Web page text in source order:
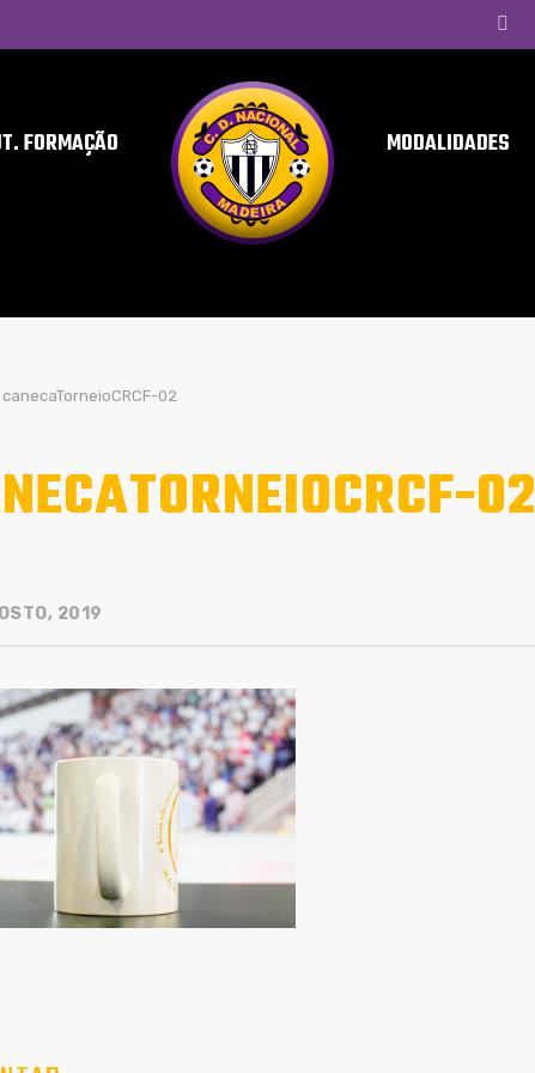
FORMAÇÃO MODALIDADES
canecaTorneioCRCF-02
02
2019